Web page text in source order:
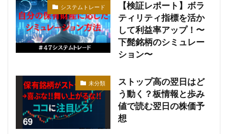
システムトレード
【検証レポート】ボラ
ティリティ指標を活か
して利益率アップ！〜
下髭銘柄のシミュレー
ション〜
未分類
ストップ高の翌日はど
う動く？板情報と歩み
値で読む翌日の株価予
想